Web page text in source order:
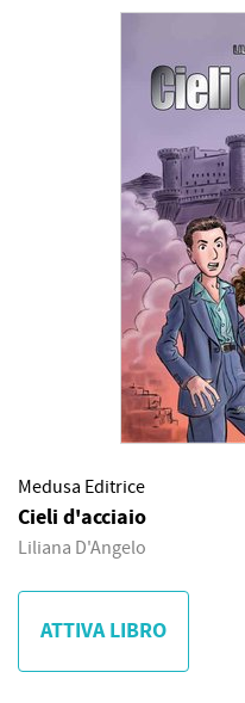
Medusa Editrice
Cieli d'acciaio
Liliana D'Angelo
ATTIVA LIBRO